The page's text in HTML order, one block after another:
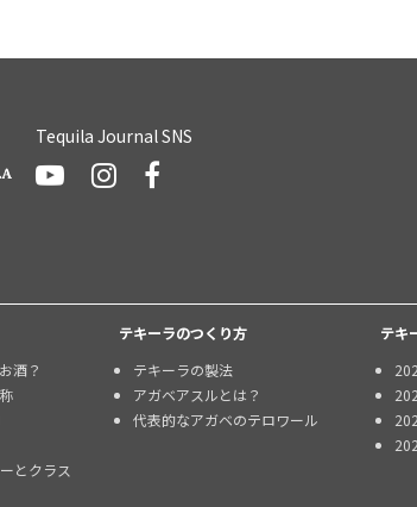
Tequila Journal SNS
酒？
とクラス
テキーラのつくり方
テキーラの製法
アガベアスルとは？
代表的なアガベのテロワール
テキ